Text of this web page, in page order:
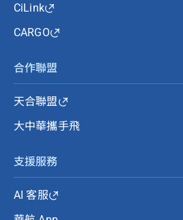
CiLink
CARGO
合作聯盟
天合聯盟
大中華攜手飛
支援服務
AI 客服